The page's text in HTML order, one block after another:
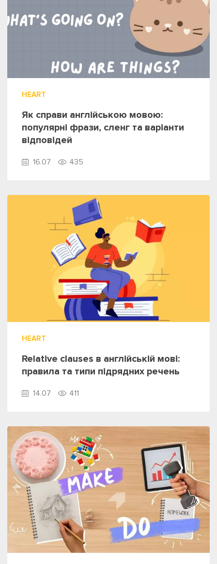
HEART
Як справи англійською мовою:
популярні фрази, сленг та варіанти
відповідей
16.07 435
HEART
Relative clauses в англійській мові:
правила та типи підрядних речень
14.07 411